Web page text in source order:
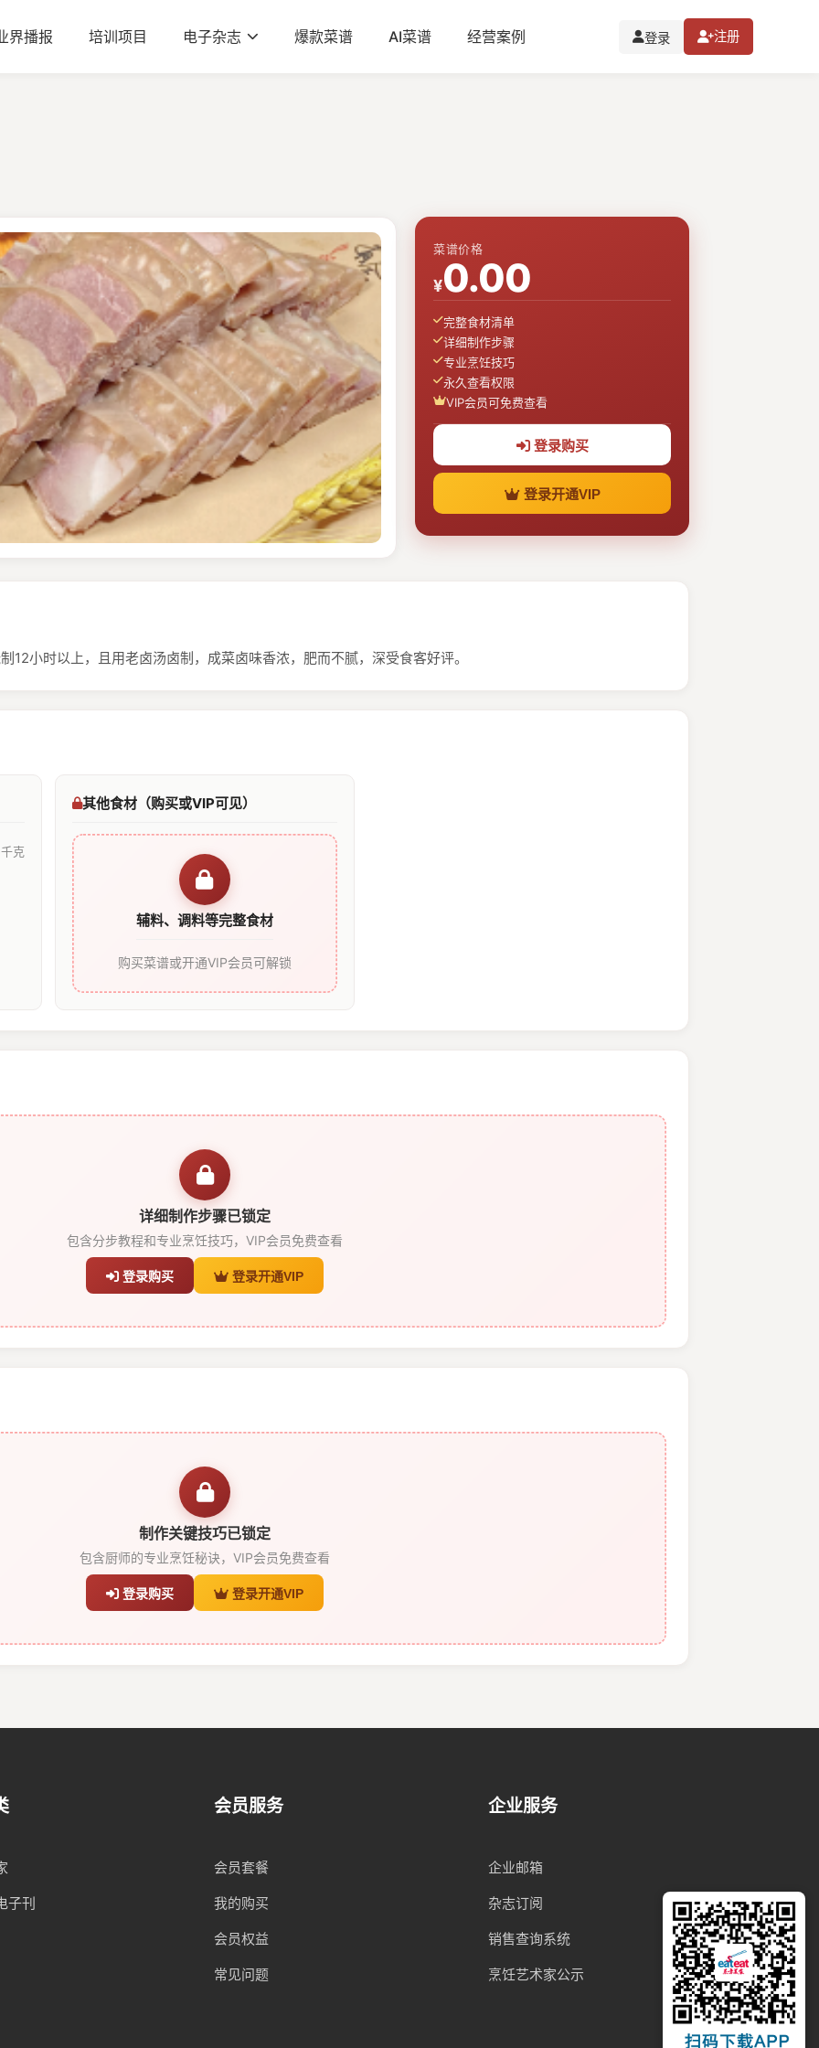
界播报 培训项目 电子杂志 爆款菜谱 AI菜谱 经营案例 登录 注册
菜谱价格
¥0.00
完整食材清单
详细制作步骤
专业烹饪技巧
永久查看权限
VIP会员可免费查看
登录购买
登录开通VIP
12小时以上，且用老卤汤卤制，成菜卤味香浓，肥而不腻，深受食客好评。
克
其他食材（购买或VIP可见）
辅料、调料等完整食材
购买菜谱或开通VIP会员可解锁
详细制作步骤已锁定
包含分步教程和专业烹饪技巧，VIP会员免费查看
登录购买 登录开通VIP
制作关键技巧已锁定
包含厨师的专业烹饪秘诀，VIP会员免费查看
登录购买 登录开通VIP
子刊
会员服务
会员套餐
我的购买
会员权益
常见问题
企业服务
企业邮箱
杂志订阅
销售查询系统
烹饪艺术家公示